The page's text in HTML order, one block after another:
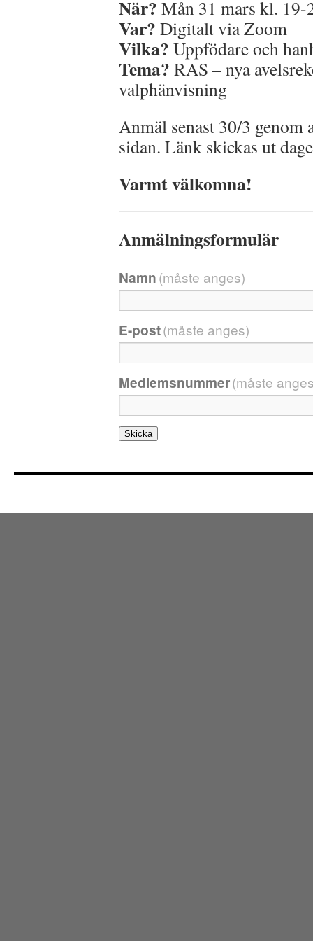
När? Mån 31 mars kl. 19-
Var? Digitalt via Zoom
Vilka? Uppfödare och
Tema? RAS – nya
valphänvisning
Anmäl senast 30/3
sidan. Länk skickas ut
Varmt välkomna!
Anmälningsformulär
Namn(måste anges)
E-post(måste anges)
Medlemsnummer(måste
Skicka